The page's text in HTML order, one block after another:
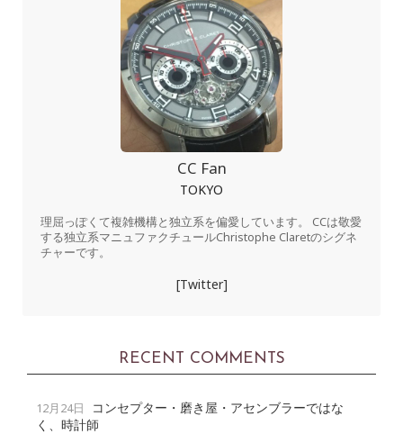
CC Fan
TOKYO
理屈っぽくて複雑機構と独立系を偏愛しています。 CCは敬愛
する独立系マニュファクチュールChristophe Claretのシグネ
チャーです。
[Twitter]
RECENT COMMENTS
12月24日
コンセプター・磨き屋・アセンブラーではな
く、時計師